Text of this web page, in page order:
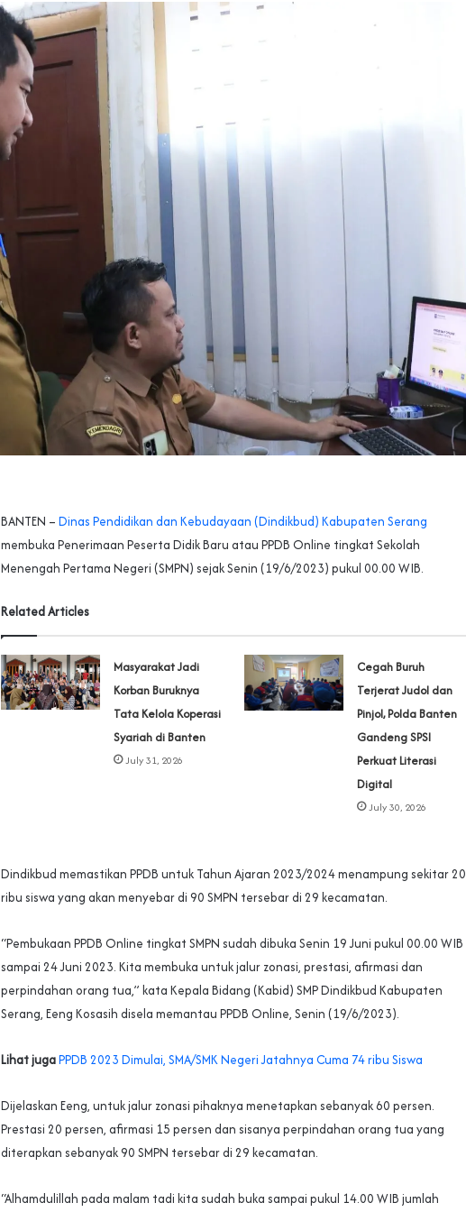
BANTEN – Dinas Pendidikan dan Kebudayaan (Dindikbud) Kabupaten Serang
membuka Penerimaan Peserta Didik Baru atau PPDB Online tingkat Sekolah
Menengah Pertama Negeri (SMPN) sejak Senin (19/6/2023) pukul 00.00 WIB.
Related Articles
‎Masyarakat Jadi
Korban Buruknya
Tata Kelola Koperasi
Syariah di Banten
July 31, 2026
Cegah Buruh
Terjerat Judol dan
Pinjol, Polda Banten
Gandeng SPSI
Perkuat Literasi
Digital
July 30, 2026
Dindikbud memastikan PPDB untuk Tahun Ajaran 2023/2024 menampung sekitar 20
ribu siswa yang akan menyebar di 90 SMPN tersebar di 29 kecamatan.
“Pembukaan PPDB Online tingkat SMPN sudah dibuka Senin 19 Juni pukul 00.00 WIB
sampai 24 Juni 2023. Kita membuka untuk jalur zonasi, prestasi, afirmasi dan
perpindahan orang tua,” kata Kepala Bidang (Kabid) SMP Dindikbud Kabupaten
Serang, Eeng Kosasih disela memantau PPDB Online, Senin (19/6/2023).
Lihat jugaPPDB 2023 Dimulai, SMA/SMK Negeri Jatahnya Cuma 74 ribu Siswa
Dijelaskan Eeng, untuk jalur zonasi pihaknya menetapkan sebanyak 60 persen.
Prestasi 20 persen, afirmasi 15 persen dan sisanya perpindahan orang tua yang
diterapkan sebanyak 90 SMPN tersebar di 29 kecamatan.
“Alhamdulillah pada malam tadi kita sudah buka sampai pukul 14.00 WIB jumlah